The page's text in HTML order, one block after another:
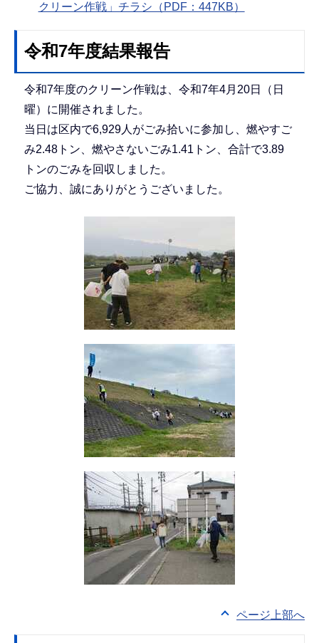
クリーン作戦」チラシ（PDF：447KB）
令和7年度結果報告
令和7年度のクリーン作戦は、令和7年4月20日（日
曜）に開催されました。
当日は区内で6,929人がごみ拾いに参加し、燃やすご
み2.48トン、燃やさないごみ1.41トン、合計で3.89
トンのごみを回収しました。
ご協力、誠にありがとうございました。
ページ上部へ